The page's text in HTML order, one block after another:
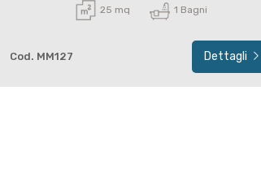
25 mq 1 Bagni
Cod. MM127 Dettagli